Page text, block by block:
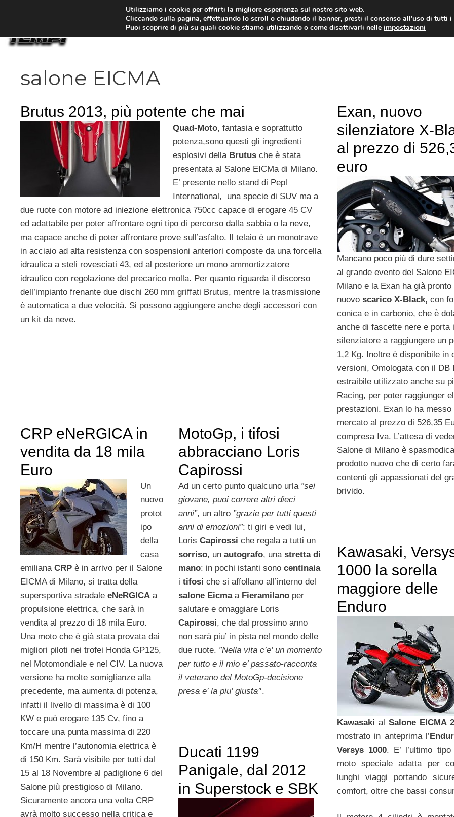
MOTO NEWS
salone EICMA
Brutus 2013, più potente che mai
Quad-Moto, fantasia e soprattutto
potenza,sono questi gli ingredienti
esplosivi della Brutusche è stata
presentata al Salone EICMa di Milano.
E’ presente nello stand di Pepl
International, una specie di SUV ma a
due ruote con motore ad iniezione elettronica 750cc capace di erogare 45 CV
ed adattabile per poter affrontare ogni tipo di percorso dalla sabbia o la neve,
ma capace anche di poter affrontare prove sull’asfalto. Il telaio è un monotrave
in acciaio ad alta resistenza con sospensioni anteriori composte da una forcella
idraulica a steli rovesciati 43, ed al posteriore un mono ammortizzatore
idraulico con regolazione del precarico molla. Per quanto riguarda il discorso
dell’impianto frenante due dischi 260 mm griffati Brutus, mentre la trasmissione
è automatica a due velocità. Si possono aggiungere anche degli accessori con
un kit da neve.
Exan, nuovo
silenziatore X-
al prezzo di
euro
Mancano poco più di dure
al grande evento del Salone
Milano e la Exan ha già pronto
nuovo scarico X-Black, con
conica e in carbonio, che è
anche di fascette nere e porta
silenziatore a raggiungere un
1,2 Kg. Inoltre è disponibile in
versioni, Omologata con il DB
estraibile utilizzato anche su
Racing, per poter raggiunger
prestazioni. Exan lo ha messo
mercato al prezzo di 526,35
compresa Iva. L’attesa di
Salone di Milano è
prodotto nuovo che di certo
contenti gli appassionati del
brivido.
CRP eNeRGICA in
vendita da 18 mila
Euro
Un
nuovo
protot
ipo
della
casa
emiliana CRP è in arrivo per il Salone
EICMA di Milano, si tratta della
supersportiva stradale eNeRGICA a
propulsione elettrica, che sarà in
vendita al prezzo di 18 mila Euro.
Una moto che è già stata provata dai
migliori piloti nei trofei Honda GP125,
nel Motomondiale e nel CIV. La nuova
versione ha molte somiglianze alla
precedente, ma aumenta di potenza,
infatti il livello di massima è di 100
KW e può erogare 135 Cv, fino a
toccare una punta massima di 220
Km/H mentre l’autonomia elettrica è
di 150 Km. Sarà visibile per tutti dal
15 al 18 Novembre al padiglione 6 del
Salone più prestigioso di Milano.
Sicuramente ancora una volta CRP
avrà molto successo nella critica e
MotoGp, i tifosi
abbracciano Loris
Capirossi
Ad un certo punto qualcuno urla ”sei
giovane, puoi correre altri dieci
anni”, un altro ”grazie per tutti questi
anni di emozioni”: ti giri e vedi lui,
LorisCapirossi che regala a tutti un
sorriso, unautografo, unastretta di
mano: in pochi istanti sonocentinaia
itifosi che si affollano all’interno del
salone Eicmaa Fieramilano per
salutare e omaggiare Loris
Capirossi, che dal prossimo anno
non sarà piu’ in pista nel mondo delle
due ruote. ”Nella vita c’e’ un momento
per tutto e il mio e’ passato-racconta
il veterano del MotoGp-decisione
presa e’ la piu’ giusta’‘.
Kawasaki,
1000 la sorella
maggiore delle
Enduro
Kawasaki al Salone EICMA
mostrato in anteprima l’
Versys 1000. E’ l’ultimo
moto speciale adatta per
lunghi viaggi portando
comfort, oltre che bassi
Ducati 1199
Panigale, dal 2012
in Superstock e SBK
Utilizziamo i cookie per offrirti la migliore esperienza sul nostro sito web.
Cliccando sulla pagina, effettuando lo scroll o chiudendo il banner, presti il consenso all’uso di tutti i
Puoi scoprire di più su quali cookie stiamo utilizzando o come disattivarli nelleimpostazioni